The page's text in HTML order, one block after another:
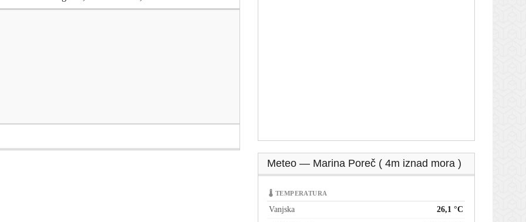
Meteo — Marina Poreč ( 4m iznad mora )
🌡 TEMPERATURA
Vanjska 26,1 °C